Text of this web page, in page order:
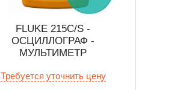
FLUKE 215C/S -
ОСЦИЛЛОГРАФ -
МУЛЬТИМЕТР
Требуется уточнить цену